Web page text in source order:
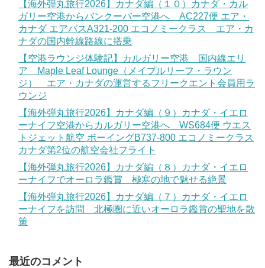
【海外弾丸旅行2026】カナダ編（１０）カナダ・カル
ガリー空港からバンクーバー空港へ AC227便 エア・
カナダ エアバスA321-200 エコノミークラス エア・カ
ナダの国内幹線路線に搭乗
【空港ラウンジ体験記】カルガリー空港 国内線エリ
ア Maple Leaf Lounge（メイプルリーフ・ラウン
ジ） エア・カナダの運営するフリークエント会員用ラ
ウンジ
【海外弾丸旅行2026】カナダ編（９）カナダ・イエロ
ーナイフ空港からカルガリー空港へ WS684便 ウエス
トジェット航空 ボーイングB737-800 エコノミークラス
カナダ第2位の航空会社フライト
【海外弾丸旅行2026】カナダ編（８）カナダ・イエロ
ーナイフでオーロラ鑑賞 極寒の地で魅せる絶景
【海外弾丸旅行2026】カナダ編（７）カナダ・イエロ
ーナイフを訪問 北極圏に近いオーロラ鑑賞の聖地を散
策
最近のコメント